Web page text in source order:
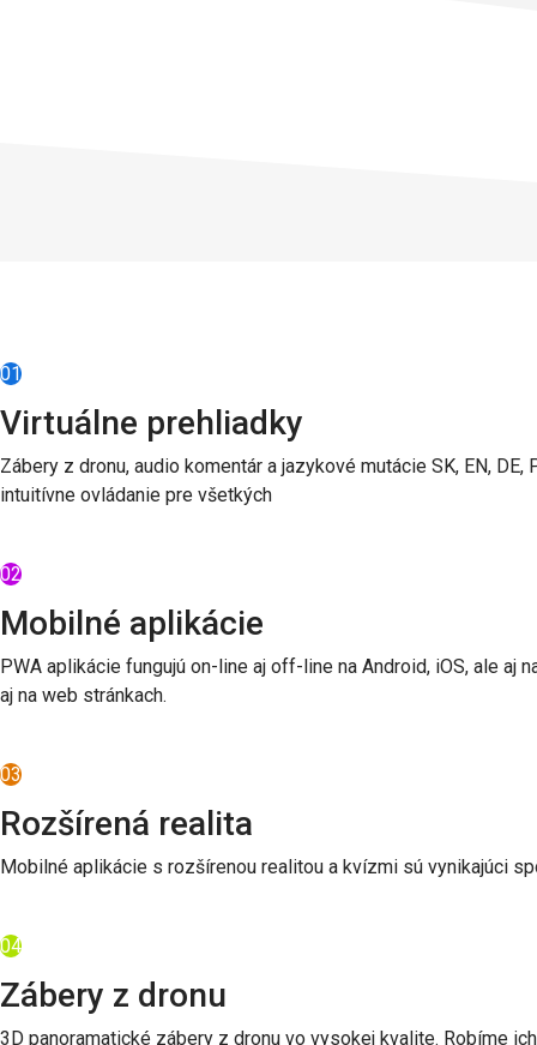
01
Virtuálne prehliadky
Zábery z dronu, audio komentár a jazykové mutácie SK, EN, DE,
intuitívne ovládanie pre všetkých
02
Mobilné aplikácie
PWA aplikácie fungujú on-line aj off-line na Android, iOS, ale aj
aj na web stránkach.
03
Rozšírená realita
Mobilné aplikácie s rozšírenou realitou a kvízmi sú vynikajúci
04
Zábery z dronu
3D panoramatické zábery z dronu vo vysokej kvalite. Robíme